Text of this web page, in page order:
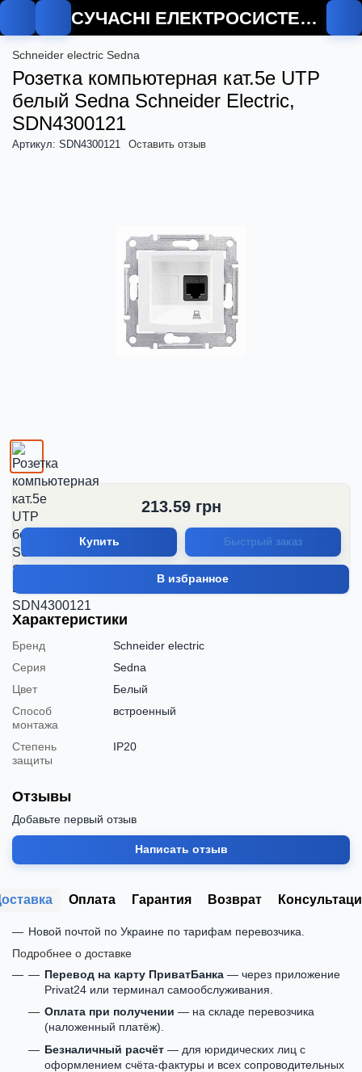
СУЧАСНІ ЕЛЕКТРОСИСТЕМИ
Schneider electric Sedna
Розетка компьютерная кат.5е UTP
белый Sedna Schneider Electric,
SDN4300121
Артикул: SDN4300121 Оставить отзыв
213.59грн
Купить Быстрый заказ
В избранное
Характеристики
Бренд
Schneider electric
Серия
Sedna
Цвет
Белый
Способ
монтажа
встроенный
Степень
защиты
IP20
Отзывы
Добавьте первый отзыв
Написать отзыв
Оплата Гарантия Возврат
Новой почтой по Украине по тарифам перевозчика.
Подробнее о доставке
Перевод на карту ПриватБанка — через приложение
Privat24 или терминал самообслуживания.
Оплата при получении — на складе перевозчика
(наложенный платёж).
Безналичный расчёт — для юридических лиц с
оформлением счёта-фактуры и всех сопроводительных